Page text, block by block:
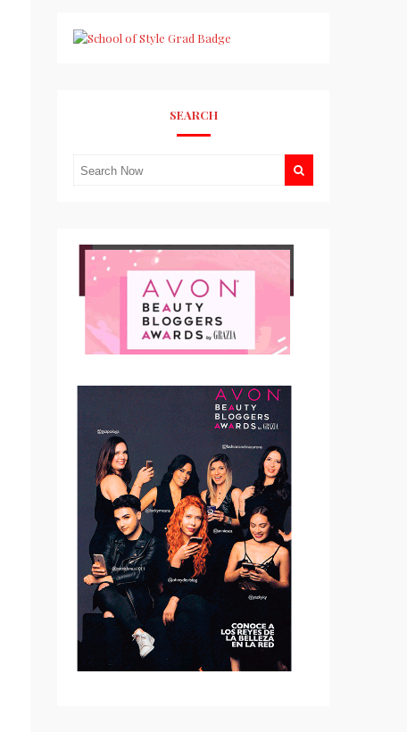
SEARCH